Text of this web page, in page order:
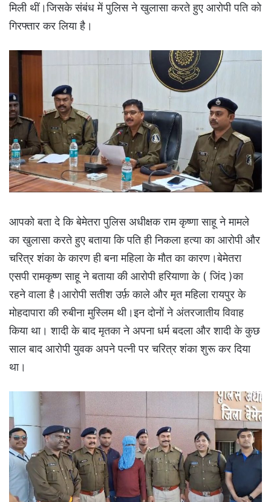
मिली थीं।जिसके संबंध में पुलिस ने खुलासा करते हुए आरोपी पति को
गिरफ्तार कर लिया है।
आपको बता दे कि बेमेतरा पुलिस अधीक्षक राम कृष्णा साहू ने मामले
का खुलासा करते हुए बताया कि पति ही निकला हत्या का आरोपी और
चरित्र शंका के कारण ही बना महिला के मौत का कारण।बेमेतरा
एसपी रामकृष्ण साहू ने बताया की आरोपी हरियाणा के ( जिंद )का
रहने वाला है।आरोपी सतीश उर्फ़ काले और मृत महिला रायपुर के
मोहदापारा की रुबीना मुस्लिम थी।इन दोनों ने अंतरजातीय विवाह
किया था। शादी के बाद मृतका ने अपना धर्म बदला और शादी के कुछ
साल बाद आरोपी युवक अपने पत्नी पर चरित्र शंका शुरू कर दिया
था।